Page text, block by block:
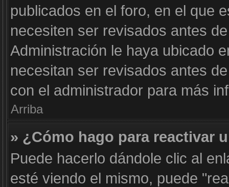
publicados en el foro, en el que
necesiten ser revisados antes
Administración le haya ubicado
necesitan ser revisados antes
con el administrador para más
Arriba
» ¿Cómo hago para reactivar
Puede hacerlo dándole clic al
esté viendo el mismo, puede